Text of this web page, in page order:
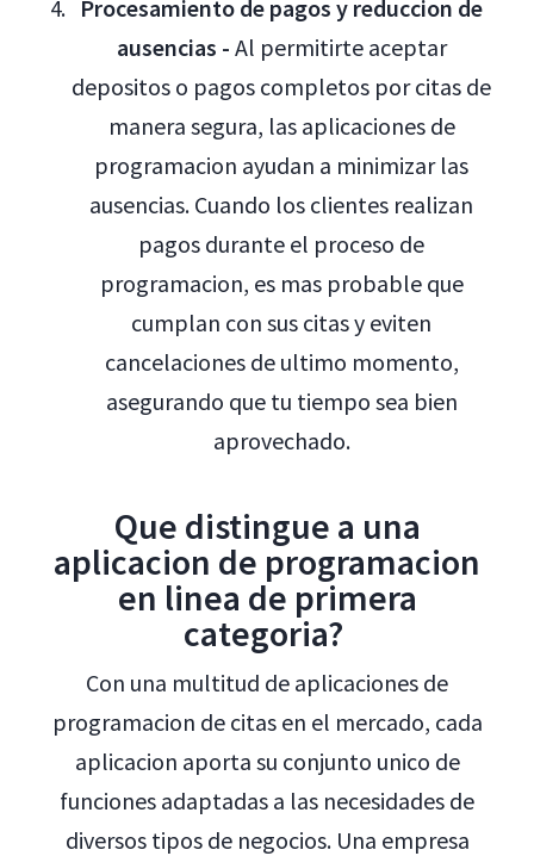
Procesamiento de pagos y reduccion de
ausencias - Al permitirte aceptar
depositos o pagos completos por citas de
manera segura, las aplicaciones de
programacion ayudan a minimizar las
ausencias. Cuando los clientes realizan
pagos durante el proceso de
programacion, es mas probable que
cumplan con sus citas y eviten
cancelaciones de ultimo momento,
asegurando que tu tiempo sea bien
aprovechado.
Que distingue a una
aplicacion de programacion
en linea de primera
categoria?
Con una multitud de aplicaciones de
programacion de citas en el mercado, cada
aplicacion aporta su conjunto unico de
funciones adaptadas a las necesidades de
diversos tipos de negocios. Una empresa